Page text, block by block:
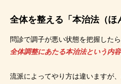
全体を整える「本治法（ほ
問診で調子が悪い状態を把握したら
全体調整にあたる本治法という内容
流派によってやり方は違いますが、